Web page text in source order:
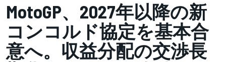
MotoGP、2027年以降の新
コンコルド協定を基本合
意へ。収益分配の交渉長